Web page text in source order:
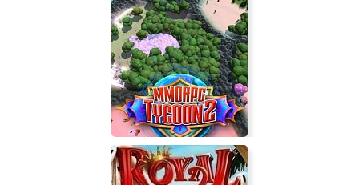
Insatia